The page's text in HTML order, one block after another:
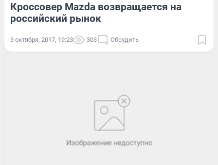
Кроссовер Mazda возвращается на
российский рынок
3 октября, 2017, 19:23 303 Обсудить